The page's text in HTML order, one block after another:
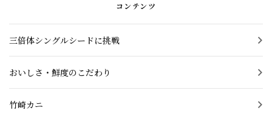
お問い合わせ
お客さまの声
最新情報
コンテンツ
三倍体シングルシードに挑戦
おいしさ・鮮度のこだわり
竹崎カニ